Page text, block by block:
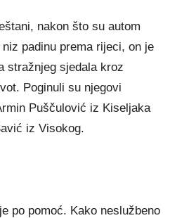
nakon što su autom
padinu prema rijeci, on je
stražnjeg sjedala kroz
Poginuli su njegovi
Puščulović iz Kiseljaka
iz Visokog.
po pomoć. Kako neslužbeno